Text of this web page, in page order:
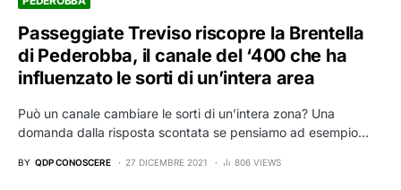
Passeggiate Treviso riscopre la Brentella
di Pederobba, il canale del ‘400 che ha
influenzato le sorti di un’intera area
Può un canale cambiare le sorti di un’intera zona? Una
domanda dalla risposta scontata se pensiamo ad esempio…
BY QDP CONOSCERE 27 DICEMBRE 2021 806 VIEWS